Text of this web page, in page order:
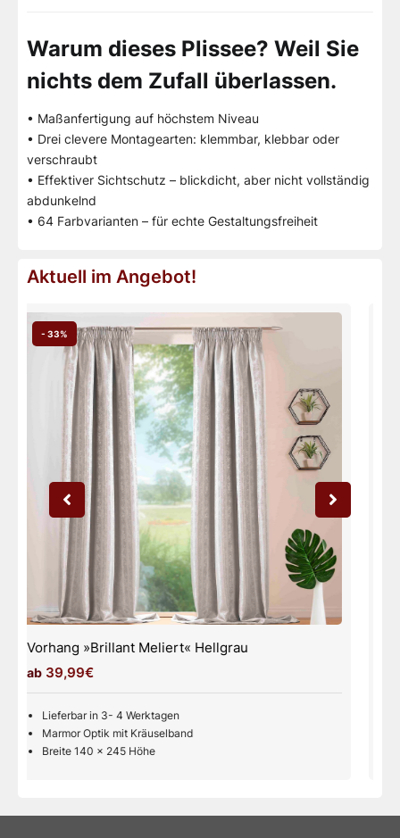
Warum dieses Plissee? Weil Sie
nichts dem Zufall überlassen.
• Maßanfertigung auf höchstem Niveau
• Drei clevere Montagearten: klemmbar, klebbar oder
verschraubt
• Effektiver Sichtschutz – blickdicht, aber nicht vollständig
abdunkelnd
• 64 Farbvarianten – für echte Gestaltungsfreiheit
Aktuell im Angebot!
- 33%
Vorhang »Brillant Meliert« Weiß
39,99€
Lieferbar in 3- 4 Werktagen
Marmor Optik mit Kräuselband
Breite 140 x 245 Höhe